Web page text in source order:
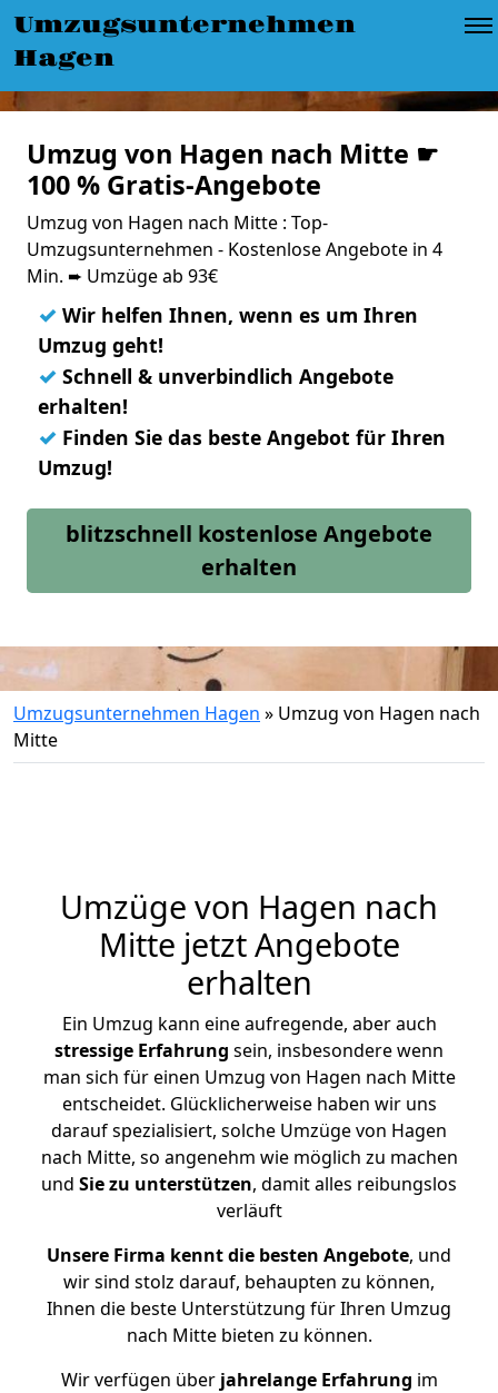
Umzugsunternehmen
Hagen
Umzug von Hagen nach Mitte ☛
100 % Gratis-Angebote
Umzug von Hagen nach Mitte : Top-
Umzugsunternehmen - Kostenlose Angebote in 4
Min. ➨ Umzüge ab 93€
✓ Wir helfen Ihnen, wenn es um Ihren
Umzug geht!
✓ Schnell & unverbindlich Angebote
erhalten!
✓ Finden Sie das beste Angebot für Ihren
Umzug!
blitzschnell kostenlose Angebote
erhalten
Umzugsunternehmen Hagen » Umzug von Hagen nach
Mitte
Umzüge von Hagen nach
Mitte jetzt Angebote
erhalten
Ein Umzug kann eine aufregende, aber auch
stressige Erfahrung sein, insbesondere wenn
man sich für einen Umzug von Hagen nach Mitte
entscheidet. Glücklicherweise haben wir uns
darauf spezialisiert, solche Umzüge von Hagen
nach Mitte, so angenehm wie möglich zu machen
und Sie zu unterstützen, damit alles reibungslos
verläuft
Unsere Firma kennt die besten Angebote, und
wir sind stolz darauf, behaupten zu können,
Ihnen die beste Unterstützung für Ihren Umzug
nach Mitte bieten zu können.
Wir verfügen überjahrelange Erfahrung im